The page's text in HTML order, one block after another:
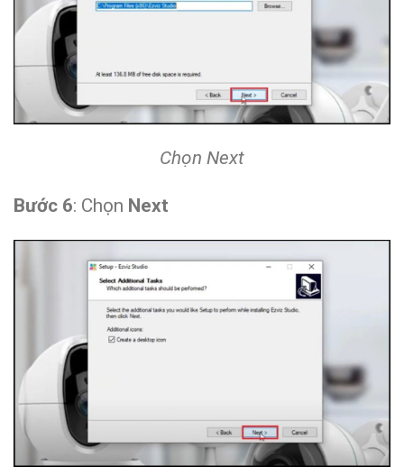
Chọn Next
Bước 6: Chọn Next